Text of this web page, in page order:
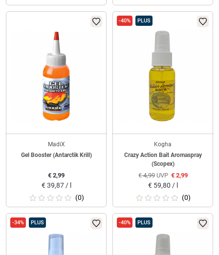
MadiX
Gel Booster (Antarctik Krill)
€ 2,99
€ 39,87 / l
(0)
-40% PLUS
Kogha
Crazy Action Bait Aromaspray
(Scopex)
€4,99UVP €2,99
€ 59,80 / l
(0)
-34% PLUS -40% PLUS